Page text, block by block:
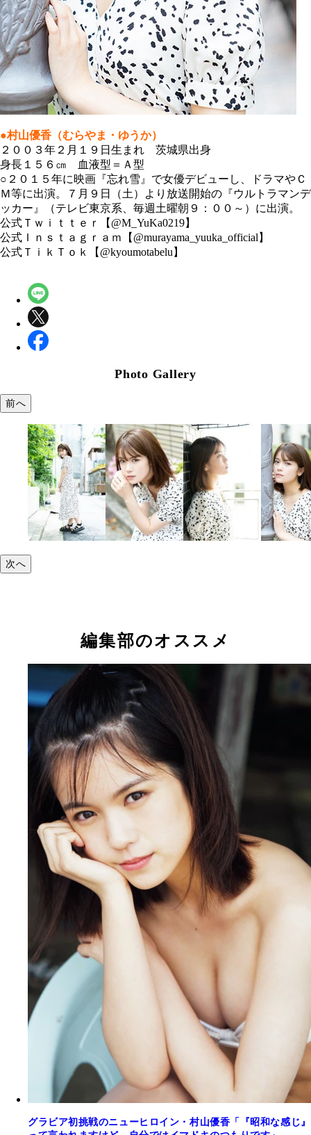
●村山優香（むらやま・ゆうか）
２００３年２月１９日生まれ 茨城県出身
身長１５６㎝ 血液型＝Ａ型
○２０１５年に映画『忘れ雪』で女優デビューし、ドラマやＣ
Ｍ等に出演。７月９日（土）より放送開始の『ウルトラマンデ
ッカー』（テレビ東京系、毎週土曜朝９：００～）に出演。
公式Ｔｗｉｔｔｅｒ【@M_YuKa0219】
公式Ｉｎｓｔａｇｒａｍ【@murayama_yuuka_official】
公式ＴｉｋＴｏｋ【@kyoumotabelu】
Photo Gallery
前へ
次へ
編集部のオススメ
グラビア初挑戦のニューヒロイン・村山優香「『昭和な感じ』